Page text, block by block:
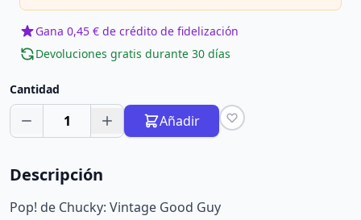
Gana 0,45 € de crédito de fidelización
Devoluciones gratis durante 30 días
Cantidad
1 Añadir
Descripción
Pop! de Chucky: Vintage Good Guy